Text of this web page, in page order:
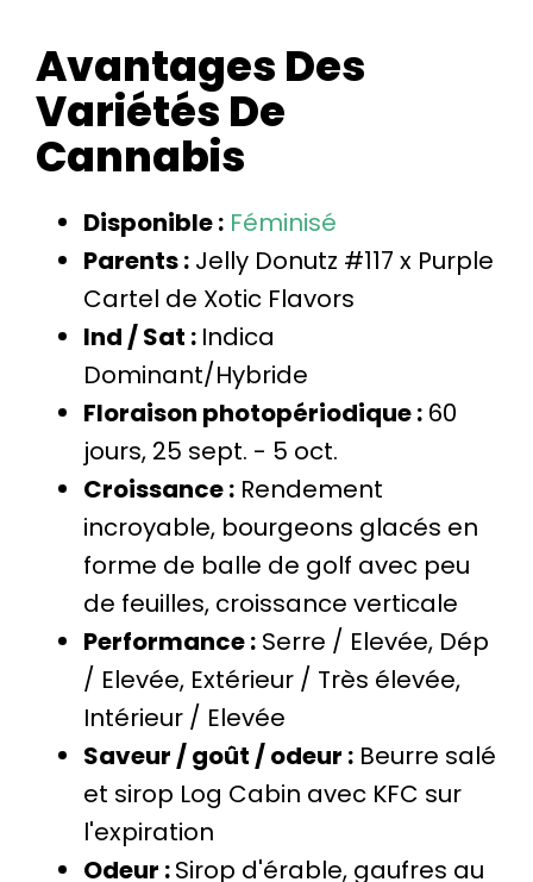
Avantages Des
Variétés De
Cannabis
Disponible : Féminisé
Parents :Jelly Donutz #117 x Purple
Cartel de Xotic Flavors
Ind / Sat : Indica
Dominant/Hybride
Floraison photopériodique :60
jours, 25 sept. - 5 oct.
Croissance :Rendement
incroyable, bourgeons glacés en
forme de balle de golf avec peu
de feuilles, croissance verticale
Performance :Serre / Elevée, Dép
/ Elevée, Extérieur / Très élevée,
Intérieur / Elevée
Saveur / goût / odeur :Beurre salé
et sirop Log Cabin avec KFC sur
l'expiration
Odeur :Sirop d'érable, gaufres au